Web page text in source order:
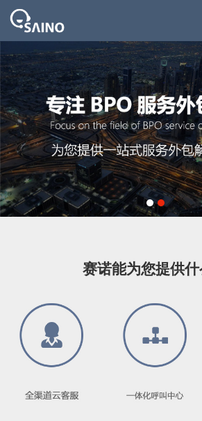
1 2
赛诺能为您提供什